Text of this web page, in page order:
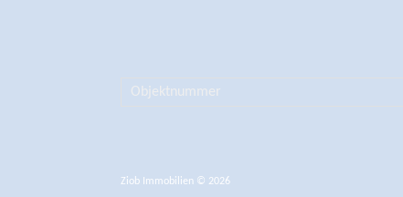
Ziob Immobilien © 2026